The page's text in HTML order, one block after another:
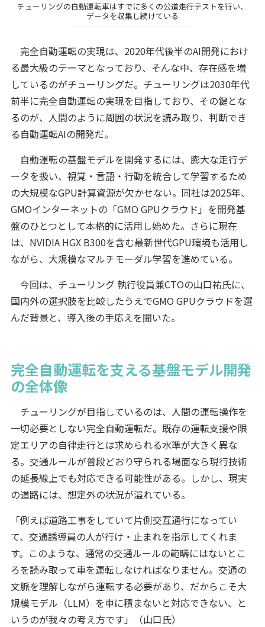
チューリングの自動運転車はすでに多くの公道走行テストを行い、
データを収集し続けている
完全自動運転の実現は、2020年代後半のAI開発におけ
る最大級のテーマとなっており、そんな中、存在感を増
しているのがチューリングだ。チューリングは2030年代
前半に完全自動運転の実現を目指しており、その鍵とな
るのが、人間のように周囲の状況を読み取り、判断でき
る自動運転AIの開発だ。
自動運転の基盤モデルを開発するには、膨大な走行デ
ータを扱い、視覚・言語・行動を統合して学習するため
の大規模なGPU計算資源が欠かせない。同社は2025年、
GMOインターネットの「GMO GPUクラウド」を開発基
盤のひとつとして本格的に活用し始めた。さらに現在
は、NVIDIA HGX B300を含む最新世代GPU環境も活用し
ながら、大規模なマルチモーダル学習を進めている。
今回は、チューリング 執行役員兼CTOの山口祐氏に、
国内外の選択肢を比較したうえでGMO GPUクラウドを選
んだ背景と、導入後の手応えを聞いた。
完全自動運転を支える基盤モデル開発
の全体像
チューリングが目指しているのは、人間の運転操作を
一切必要としない完全自動運転だ。既存の運転支援や限
定エリアの自律走行とは求められる水準が大きく異な
る。交通ルールが普段どおり守られる場面なら現行技術
の延長線上でも対応できる可能性がある。しかし、現実
の道路には、想定外の状況が溢れている。
「例えば道路工事をしていて片側交互通行になってい
て、交通誘導員の人が行け・止まれを指示してくれま
す。このような、通常の交通ルールの範疇にはないとこ
ろを読み取って車を運転しなければなりません。交通の
文脈を理解しながら運転する必要があり、だからこそ大
規模モデル（LLM）を車に積まないと対応できない、と
いうのが我々の考え方です」（山口氏）